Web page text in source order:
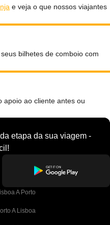
e veja o que nossos viajantes
bilhetes de comboio com
apoio ao cliente antes ou
etapa da sua viagem -
A Porto
A Lisboa